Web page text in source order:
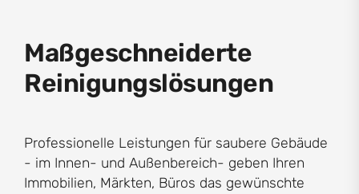
Maßgeschneiderte
Reinigungslösungen
Professionelle Leistungen für saubere Gebäude
- im Innen- und Außenbereich- geben Ihren
Immobilien, Märkten, Büros das gewünschte